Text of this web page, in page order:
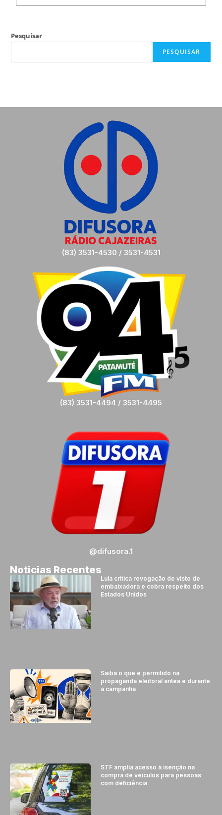
Pesquisar
PESQUISAR
(83) 3531-4530 / 3531-4531
(83) 3531-4494 / 3531-4495
@difusora.1
Noticias Recentes
Lula critica revogação de visto de
embaixadora e cobra respeito dos
Estados Unidos
Saiba o que é permitido na
propaganda eleitoral antes e durante
a campanha
STF amplia acesso à isenção na
compra de veículos para pessoas
com deficiência